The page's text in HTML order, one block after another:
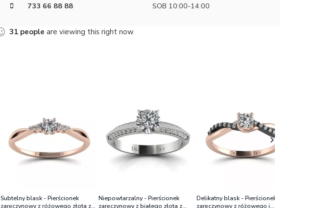
733 66 88 88
SOB 10:00-14:00
31 people are viewing this right now
Subtelny blask - Pierścionek
zaręczynowy z różowego złota z
Niepowtarzalny - Pierścionek
zaręczynowy z białego złota z
Delikatny blask - Pierścionek
zaręczynowy z różowego i